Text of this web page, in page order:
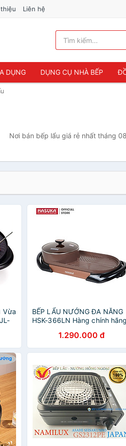
Liên hệ
DỤNG DỤNG CỤ NHÀ BẾP
Nơi bán bếp lẩu giá rẻ nhất tháng
Vừa
BẾP LẨU NƯỚNG ĐA NĂNG
HSK-366LN Hàng chính hãng
1.290.000 đ